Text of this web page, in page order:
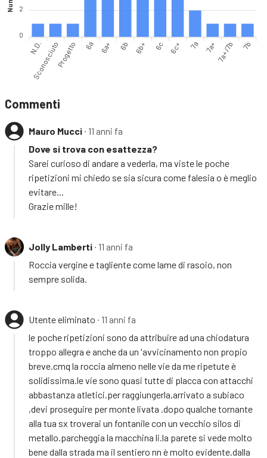
2
0
N.D.
SconosciutoProgetto 6a 6a+ 6b 6b+ 6c 6c+ 7a 7a+ 7a+/7b 7b
Commenti
Mauro Mucci ∙ 11 anni fa
Dove si trova con esattezza?
Sarei curioso di andare a vederla, ma viste le poche
ripetizioni mi chiedo se sia sicura come falesia o è meglio
evitare...
Grazie mille!
Jolly Lamberti ∙ 11 anni fa
Roccia vergine e tagliente come lame di rasoio, non
sempre solida.
Utente eliminato ∙ 11 anni fa
le poche ripetizioni sono da attribuire ad una chiodatura
troppo allegra e anche da un 'avvicinamento non propio
breve.cmq la roccia almeno nelle vie da me ripetute è
solidissima.le vie sono quasi tutte di placca con attacchi
abbastanza atletici.per raggiungerla,arrivato a subiaco
,devi proseguire per monte livata .dopo qualche tornante
alla tua sx troverai un fontanile con un vecchio silos di
metallo.parcheggia la macchina li.la parete si vede molto
bene dalla strada ma il sentiero nn è molto evidente.dalla